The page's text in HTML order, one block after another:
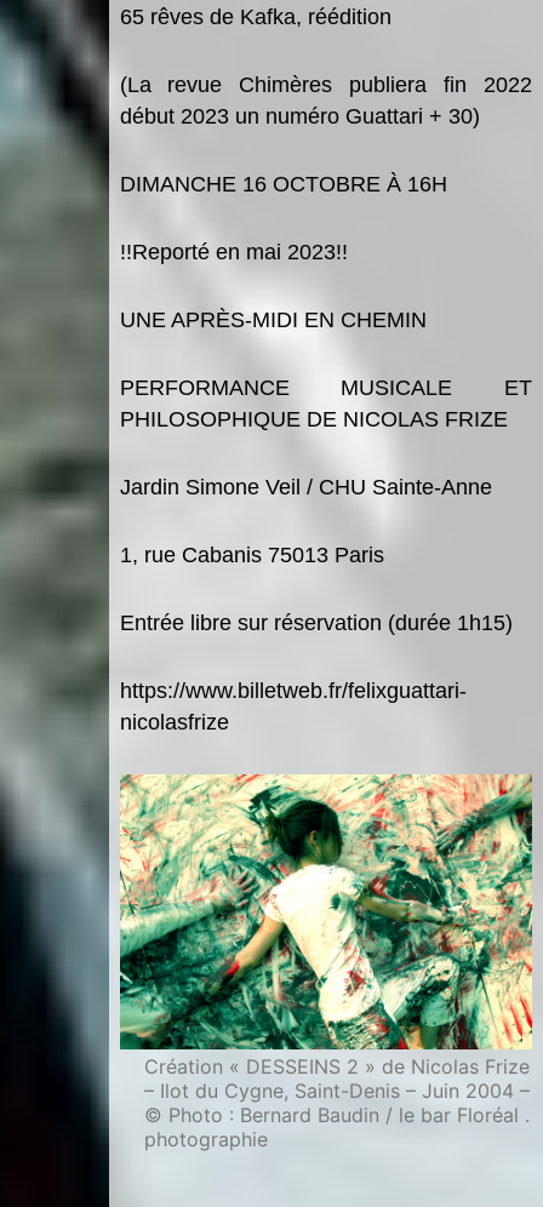
65 rêves de Kafka, réédition
(La revue Chimères publiera fin 2022
début 2023 un numéro Guattari + 30)
DIMANCHE 16 OCTOBRE À 16H
!!Reporté en mai 2023!!
UNEAPRÈS-MIDI EN CHEMIN
PERFORMANCE MUSICALE ET
PHILOSOPHIQUE DE NICOLAS FRIZE
Jardin Simone Veil / CHU Sainte-Anne
1, rue Cabanis 75013 Paris
Entrée libre sur réservation (durée 1h15)
https://www.billetweb.fr/felixguattari-
nicolasfrize
Création « DESSEINS 2 » de Nicolas Frize
– Ilot du Cygne, Saint-Denis – Juin 2004 –
© Photo : Bernard Baudin / le bar Floréal .
photographie